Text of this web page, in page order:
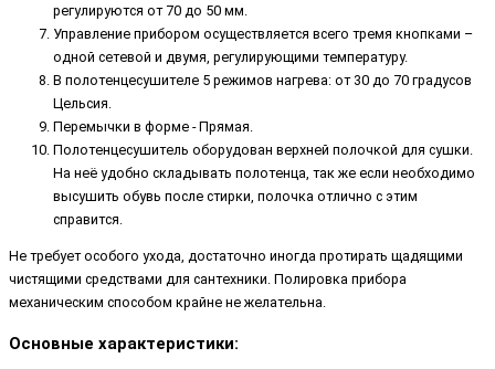
регулируются от 70 до 50 мм.
Управление прибором осуществляется всего тремя кнопками –
одной сетевой и двумя, регулирующими температуру.
В полотенцесушителе 5 режимов нагрева: от 30 до 70 градусов
Цельсия.
Перемычки в форме - Прямая.
Полотенцесушитель оборудован верхней полочкой для сушки.
На неё удобно складывать полотенца, так же если необходимо
высушить обувь после стирки, полочка отлично с этим
справится.
Не требует особого ухода, достаточно иногда протирать щадящими
чистящими средствами для сантехники. Полировка прибора
механическим способом крайне не желательна.
Основные характеристики: